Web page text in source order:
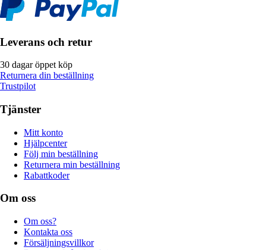
Leverans och retur
30 dagar öppet köp
Returnera din beställning
Trustpilot
Tjänster
Mitt konto
Hjälpcenter
Följ min beställning
Returnera min beställning
Rabattkoder
Om oss
Om oss?
Kontakta oss
Försäljningsvillkor